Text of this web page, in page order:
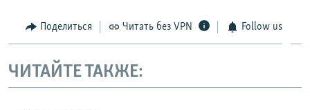
Поделиться Читать без VPN Follow us
ЧИТАЙТЕ ТАКЖЕ: